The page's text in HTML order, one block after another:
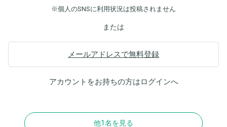
※個人のSNSに利用状況は投稿されません
または
メールアドレスで無料登録
アカウントをお持ちの方はログインへ
他1名を見る